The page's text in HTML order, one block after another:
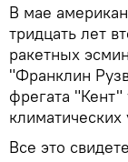
В мае
тридцать лет
ракетных
"Франклин
фрегата
климатических
Все это